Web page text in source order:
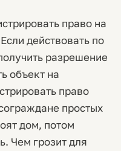
право на
действовать по
разрешение
объект на
право
простых
дом, потом
Чем грозит для